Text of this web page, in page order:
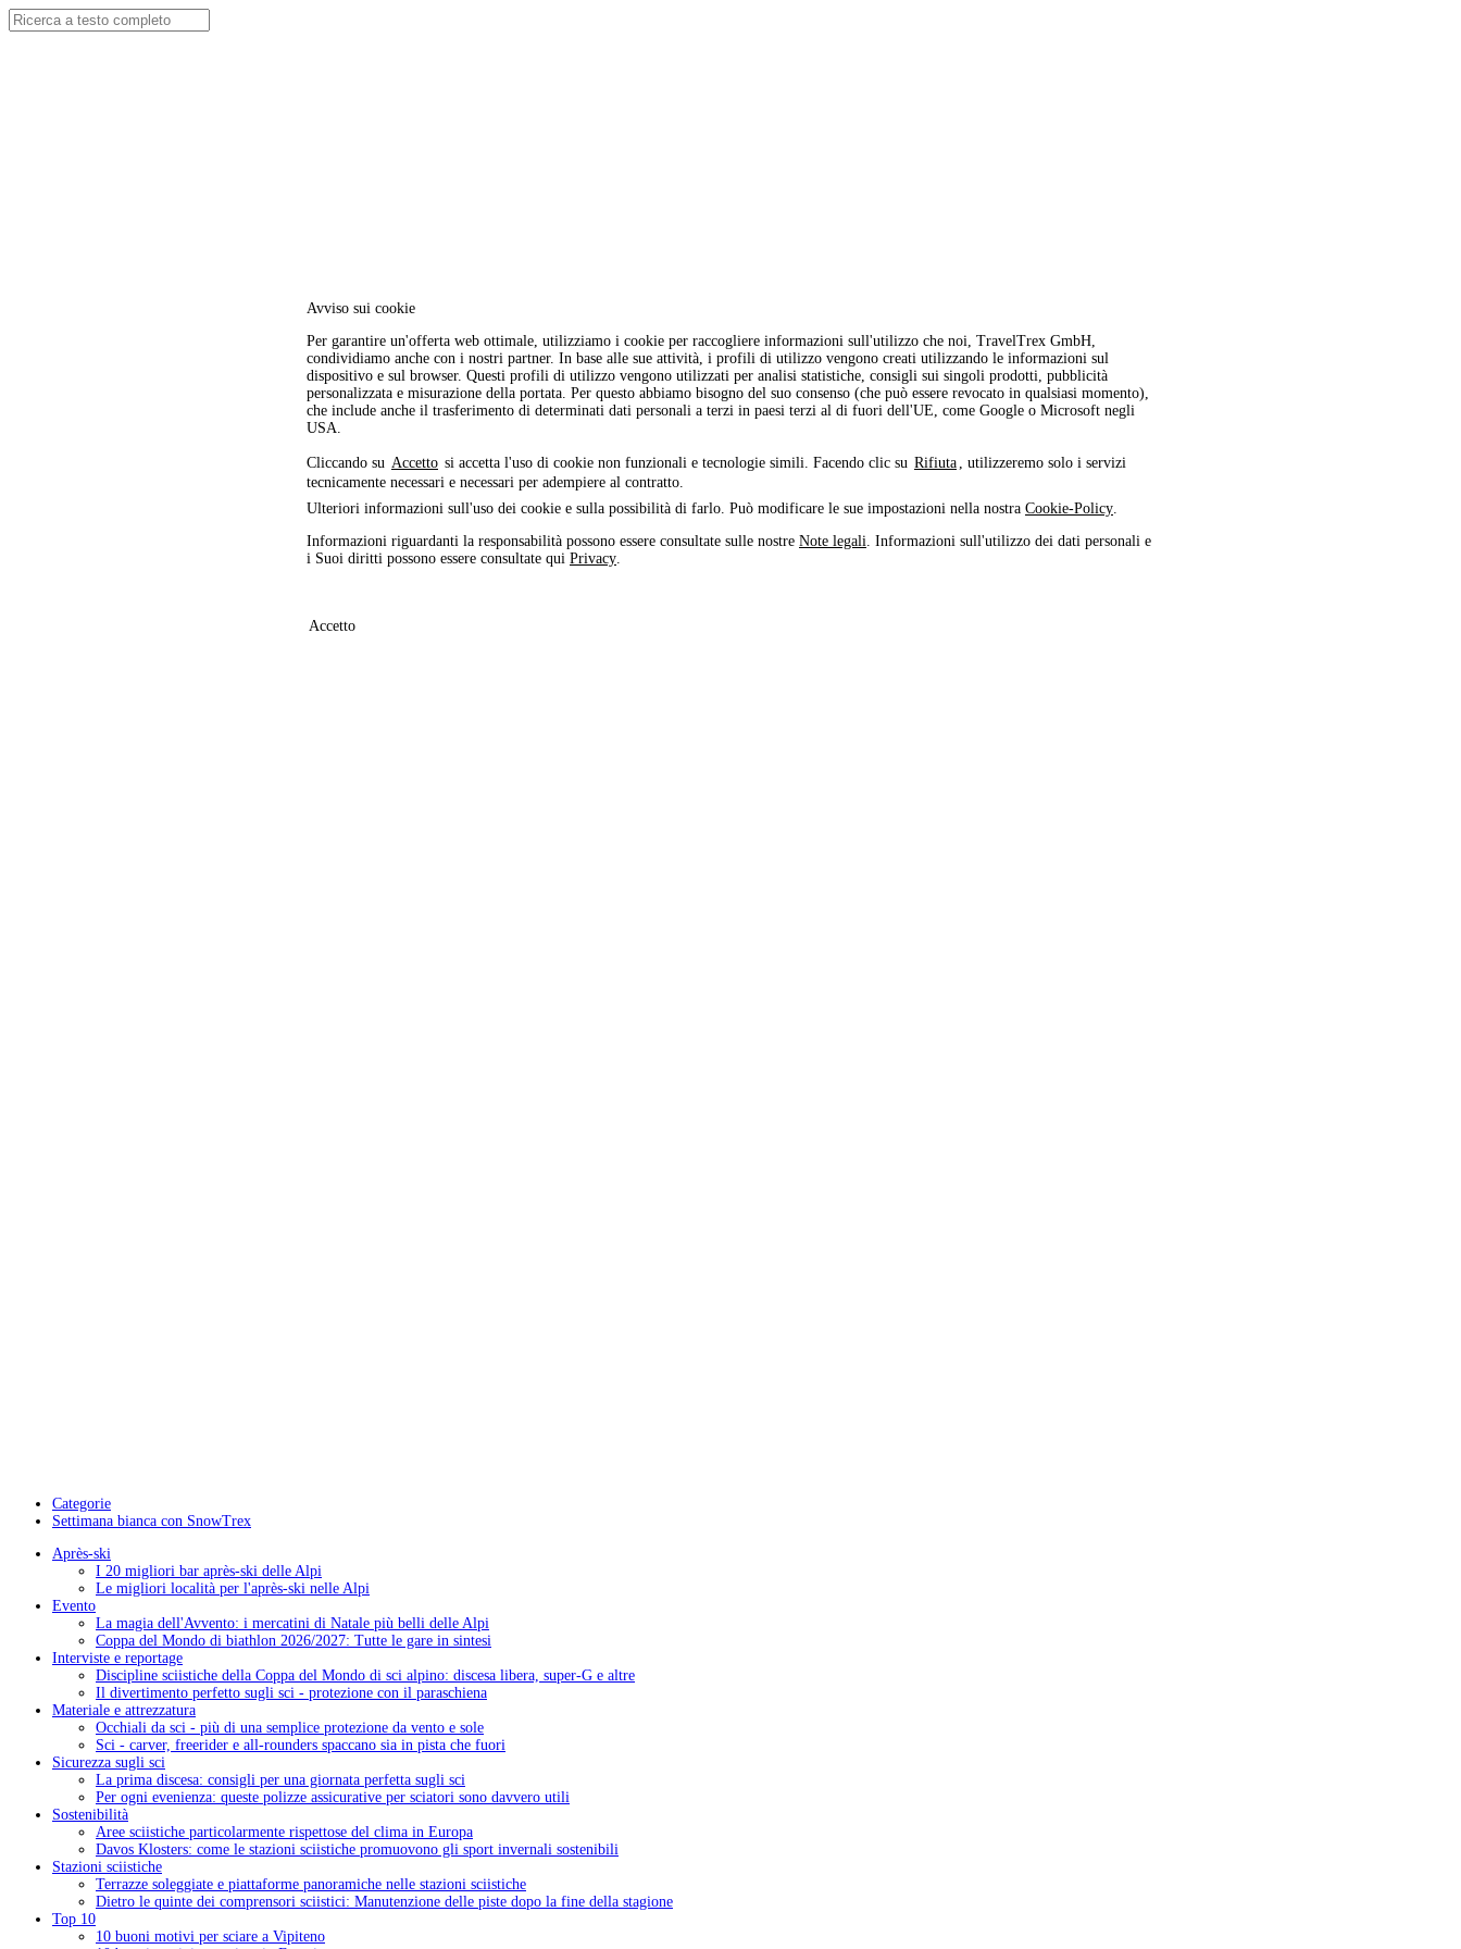
Avviso sui cookie
Per garantire un'offerta web ottimale, utilizziamo i cookie per raccogliere informazioni sull'utilizzo che noi, TravelTrex GmbH,
condividiamo anche con i nostri partner. In base alle sue attività, i profili di utilizzo vengono creati utilizzando le informazioni sul
dispositivo e sul browser. Questi profili di utilizzo vengono utilizzati per analisi statistiche, consigli sui singoli prodotti, pubblicità
personalizzata e misurazione della portata. Per questo abbiamo bisogno del suo consenso (che può essere revocato in qualsiasi momento),
che include anche il trasferimento di determinati dati personali a terzi in paesi terzi al di fuori dell'UE, come Google o Microsoft negli
USA.
Cliccando su Accetto si accetta l'uso di cookie non funzionali e tecnologie simili. Facendo clic su Rifiuta
, utilizzeremo solo i servizi
tecnicamente necessari e necessari per adempiere al contratto.
Ulteriori informazioni sull'uso dei cookie e sulla possibilità di farlo. Può modificare le sue impostazioni nella nostra Cookie-Policy.
Informazioni riguardanti la responsabilità possono essere consultate sulle nostre Note legali. Informazioni sull'utilizzo dei dati personali e
i Suoi diritti possono essere consultate qui Privacy.
Accetto
Categorie
Settimana bianca con SnowTrex
Après-ski
I 20 migliori bar après-ski delle Alpi
Le migliori località per l'après-ski nelle Alpi
Evento
La magia dell'Avvento: i mercatini di Natale più belli delle Alpi
Coppa del Mondo di biathlon 2026/2027: Tutte le gare in sintesi
Interviste e reportage
Discipline sciistiche della Coppa del Mondo di sci alpino: discesa libera, super-G e altre
Il divertimento perfetto sugli sci - protezione con il paraschiena
Materiale e attrezzatura
Occhiali da sci - più di una semplice protezione da vento e sole
Sci - carver, freerider e all-rounders spaccano sia in pista che fuori
Sicurezza sugli sci
La prima discesa: consigli per una giornata perfetta sugli sci
Per ogni evenienza: queste polizze assicurative per sciatori sono davvero utili
Sostenibilità
Aree sciistiche particolarmente rispettose del clima in Europa
Davos Klosters: come le stazioni sciistiche promuovono gli sport invernali sostenibili
Stazioni sciistiche
Terrazze soleggiate e piattaforme panoramiche nelle stazioni sciistiche
Dietro le quinte dei comprensori sciistici: Manutenzione delle piste dopo la fine della stagione
Top 10
10 buoni motivi per sciare a Vipiteno